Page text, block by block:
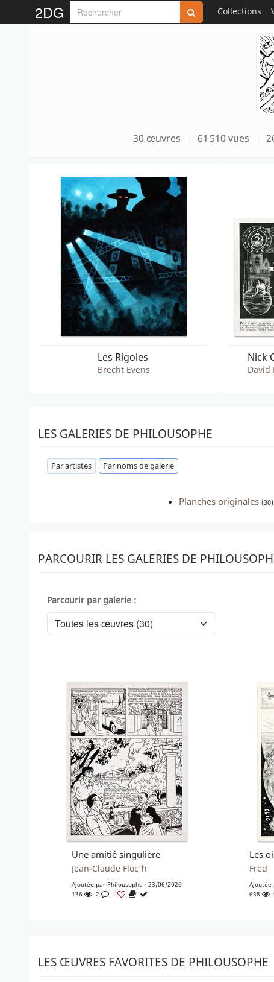
2DG Collections
30 œuvres 61 510 vues
Les Rigoles
Brecht Evens David
LES GALERIES DE PHILOUSOPHE
Par artistes Par noms de galerie
Planches originales (30)
PARCOURIR LES GALERIES DE
Parcourir par galerie :
Une amitié singulière
Jean-Claude Floc'h
Ajoutée par Philousophe - 23/06/2026
136
2 1
Fred
Ajoutée
638
LES ŒUVRES FAVORITES DE PHILOUSOPHE